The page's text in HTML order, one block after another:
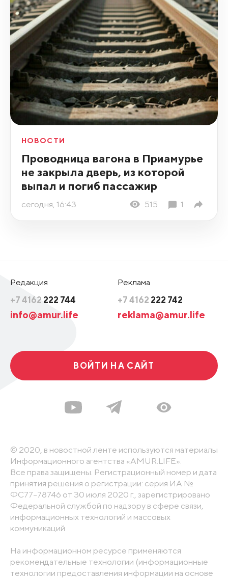
НОВОСТИ
Проводница вагона в Приамурье
не закрыла дверь, из которой
выпал и погиб пассажир
сегодня, 16:43 515 1
Редакция
+7 4162 222 744
info@amur.life
Реклама
+7 4162 222 742
reklama@amur.life
ВОЙТИ НА САЙТ
© 2020, в новостной ленте используются материалы
Информационного агентства «AMUR.LIFE».
Все права защищены. Регистрационный номер и дата
принятия решения о регистрации: серия ИА №
ФС77-78746 от 30 июля 2020 г., зарегистрировано
Федеральной службой по надзору в сфере связи,
информационных технологий и массовых
коммуникаций
На информационном ресурсе применяются
рекомендательные технологии (информационные
технологии предоставления информации на основе